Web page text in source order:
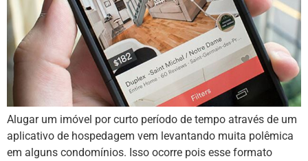
Alugar um imóvel por curto período de tempo através de um
aplicativo de hospedagem vem levantando muita polêmica
em alguns condomínios. Isso ocorre pois esse formato